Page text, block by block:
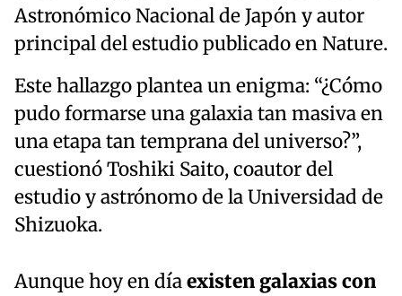
Astronómico Nacional de Japón y autor
principal del estudio publicado en Nature.
Este hallazgo plantea un enigma: “¿Cómo
pudo formarse una galaxia tan masiva en
una etapa tan temprana del universo?”,
cuestionó Toshiki Saito, coautor del
estudio y astrónomo de la Universidad de
Shizuoka.
Aunque hoy en díaexisten galaxias con